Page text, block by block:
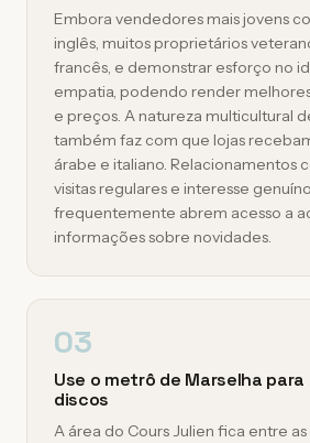
Embora vendedores mais jovens
inglês, muitos proprietários
francês, e demonstrar esforço no
empatia, podendo render
e preços. A natureza multicultural
também faz com que lojas
árabe e italiano. Relacionamentos
visitas regulares e interesse
frequentemente abrem acesso a
informações sobre novidades.
03
Use o metrô de Marselha para
discos
A área do Cours Julien fica entre